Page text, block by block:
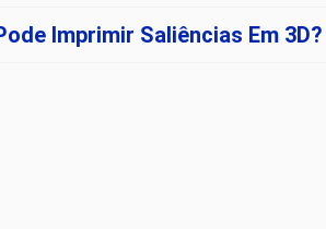
Imprimir Saliências Em 3D?